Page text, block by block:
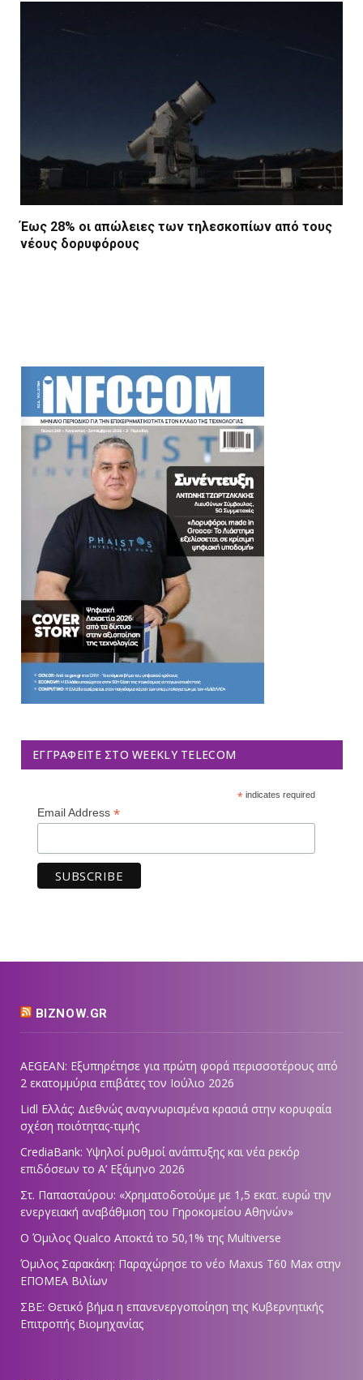
Έως 28% οι απώλειες των τηλεσκοπίων από τους
νέους δορυφόρους
ΕΓΓΡΑΦΕΊΤΕ ΣΤΟ WEEKLY TELECOM
*indicates required
Email Address *
BIZNOW.GR
AEGEAN: Εξυπηρέτησε για πρώτη φορά περισσοτέρους από
2 εκατομμύρια επιβάτες τον Ιούλιο 2026
Lidl Ελλάς: Διεθνώς αναγνωρισμένα κρασιά στην κορυφαία
σχέση ποιότητας-τιμής
CrediaBank: Υψηλοί ρυθμοί ανάπτυξης και νέα ρεκόρ
επιδόσεων το Α’ Εξάμηνο 2026
Στ. Παπασταύρου: «Χρηματοδοτούμε με 1,5 εκατ. ευρώ την
ενεργειακή αναβάθμιση του Γηροκομείου Αθηνών»
Ο Όμιλος Qualco Αποκτά το 50,1% της Multiverse
Όμιλος Σαρακάκη: Παραχώρησε το νέο Maxus T60 Max στην
ΕΠΟΜΕΑ Βιλίων
ΣΒΕ: Θετικό βήμα η επανενεργοποίηση της Κυβερνητικής
Επιτροπής Βιομηχανίας